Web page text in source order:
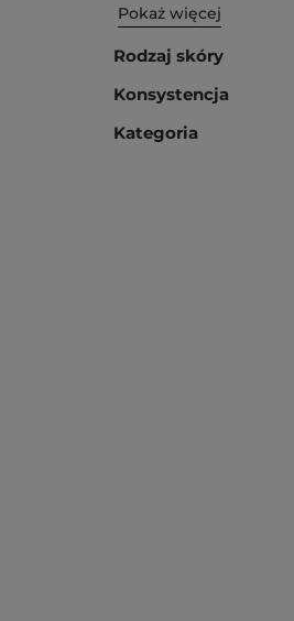
Pokaż więcej
Rodzaj skóry
Konsystencja
Kategoria